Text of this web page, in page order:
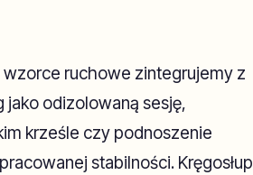
ruchowe zintegrujemy z
odizolowaną sesję,
krześle czy podnoszenie
stabilności. Kręgosłup